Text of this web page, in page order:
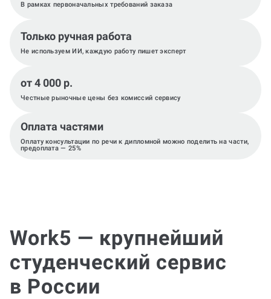
В рамках первоначальных требований заказа
Только ручная работа
Не используем ИИ, каждую работу пишет эксперт
от 4 000 р.
Честные рыночные цены без комиссий сервису
Оплата частями
Оплату консультации по речи к дипломной можно поделить на части,
предоплата — 25%
Work5 — крупнейший
студенческий сервис
в России